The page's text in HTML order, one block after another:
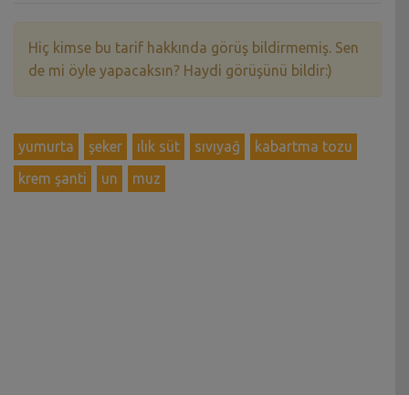
Hiç kimse bu tarif hakkında görüş bildirmemiş. Sen
de mi öyle yapacaksın? Haydi görüşünü bildir:)
yumurta şeker ılık süt sıvıyağ
kabartma tozu
krem şanti
un muz